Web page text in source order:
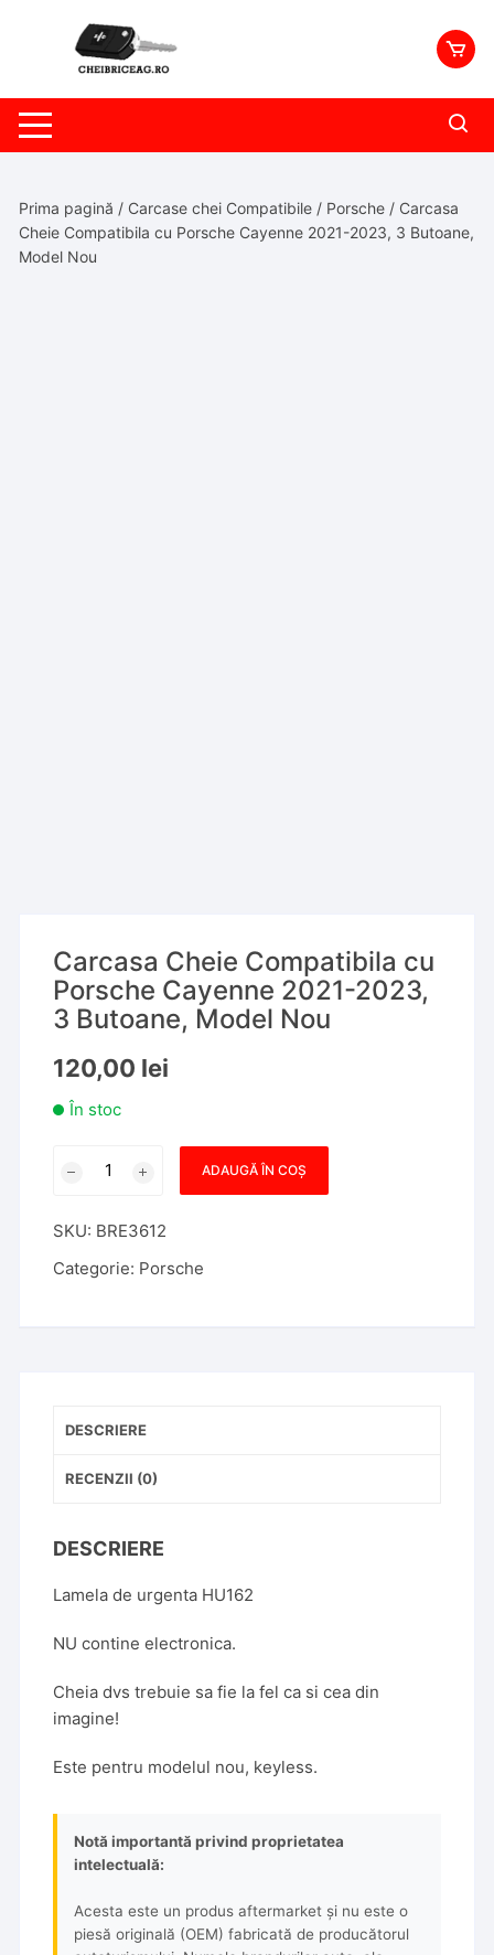
Prima pagină / Carcase chei Compatibile / Porsche / Carcasa
Cheie Compatibila cu Porsche Cayenne 2021-2023, 3 Butoane,
Model Nou
Carcasa Cheie Compatibila cu
Porsche Cayenne 2021-2023,
3 Butoane, Model Nou
120,00 lei
În stoc
Carcasa
Compatibila
cu
Butoane,
Nou
ADAUGĂ ÎN COȘ
SKU: BRE3612
Categorie: Porsche
DESCRIERE
RECENZII (0)
DESCRIERE
Lamela de urgenta HU162
NU contine electronica.
Cheia dvs trebuie sa fie la fel ca si cea din
imagine!
Este pentru modelul nou, keyless.
Notă importantă privind proprietatea
intelectuală:
Acesta este un produs aftermarket și nu este o
piesă originală (OEM) fabricată de producătorul